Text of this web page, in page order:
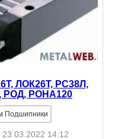
ЛОК26Т, РС38Л,
РОД, РОНА120
Подшипники
23.03.2022 14:12